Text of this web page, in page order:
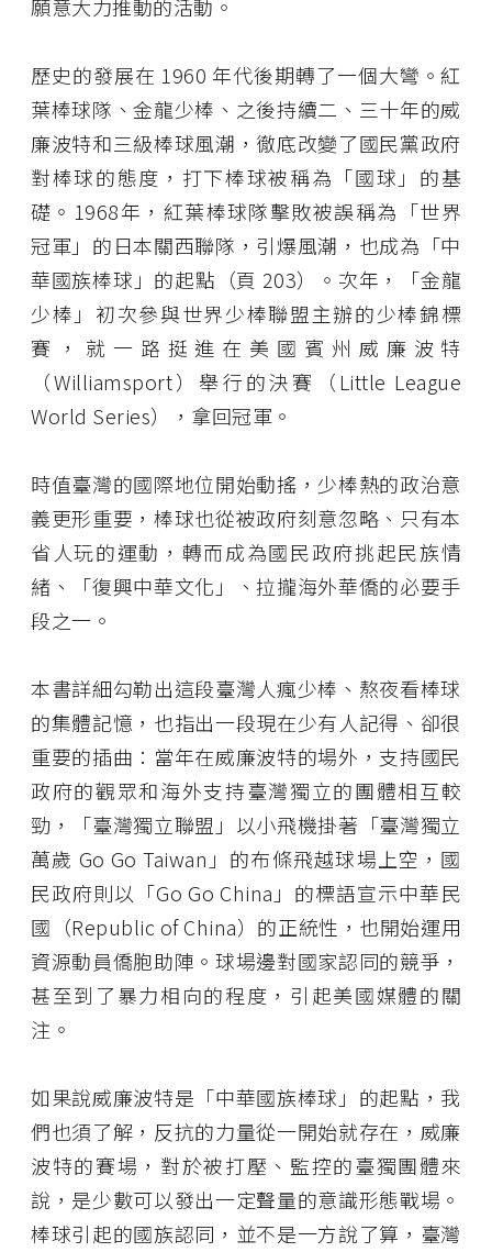
願意大力推動的活動。
歷史的發展在 1960 年代後期轉了一個大彎。紅
葉棒球隊、金龍少棒、之後持續二、三十年的威
廉波特和三級棒球風潮，徹底改變了國民黨政府
對棒球的態度，打下棒球被稱為「國球」的基
礎。1968年，紅葉棒球隊擊敗被誤稱為「世界
冠軍」的日本關西聯隊，引爆風潮，也成為「中
華國族棒球」的起點（頁 203）。次年，「金龍
少棒」初次參與世界少棒聯盟主辦的少棒錦標
賽，就一路挺進在美國賓州威廉波特
（Williamsport）舉行的決賽（Little League
World Series），拿回冠軍。
時值臺灣的國際地位開始動搖，少棒熱的政治意
義更形重要，棒球也從被政府刻意忽略、只有本
省人玩的運動，轉而成為國民政府挑起民族情
緒、「復興中華文化」、拉攏海外華僑的必要手
段之一。
本書詳細勾勒出這段臺灣人瘋少棒、熬夜看棒球
的集體記憶，也指出一段現在少有人記得、卻很
重要的插曲：當年在威廉波特的場外，支持國民
政府的觀眾和海外支持臺灣獨立的團體相互較
勁，「臺灣獨立聯盟」以小飛機掛著「臺灣獨立
萬歲 Go Go Taiwan」的布條飛越球場上空，國
民政府則以「Go Go China」的標語宣示中華民
國（Republic of China）的正統性，也開始運用
資源動員僑胞助陣。球場邊對國家認同的競爭，
甚至到了暴力相向的程度，引起美國媒體的關
注。
如果說威廉波特是「中華國族棒球」的起點，我
們也須了解，反抗的力量從一開始就存在，威廉
波特的賽場，對於被打壓、監控的臺獨團體來
說，是少數可以發出一定聲量的意識形態戰場。
棒球引起的國族認同，並不是一方說了算，臺灣